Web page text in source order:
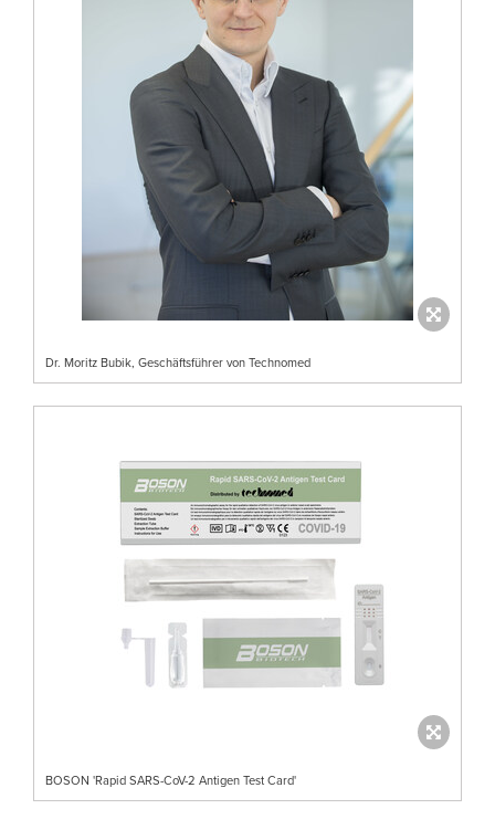
Dr. Moritz Bubik, Geschäftsführer von Technomed
BOSON 'Rapid SARS-CoV-2 Antigen Test Card'